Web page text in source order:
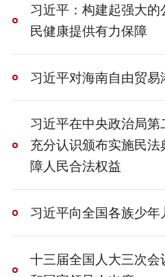
习近平：构建起强大的
民健康提供有力保障
习近平对海南自由贸
习近平在中央政治局
充分认识颁布实施民
障人民合法权益
习近平向全国各族少
十三届全国人大三次